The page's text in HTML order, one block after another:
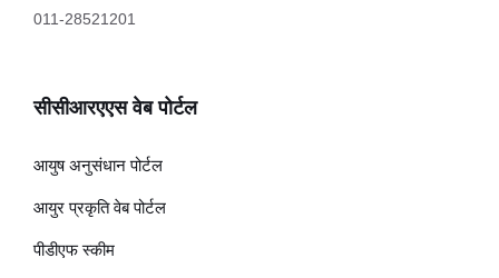
011-28521201
सीसीआरएएस वेब पोर्टल
आयुष अनुसंधान पोर्टल
आयुर प्रकृति वेब पोर्टल
पीडीएफ स्कीम